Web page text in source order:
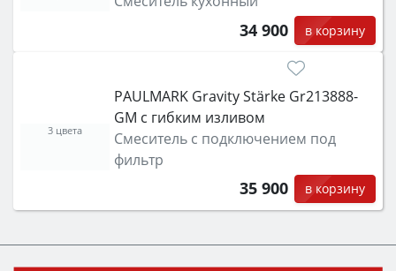
34 900 в корзину
PAULMARK Gravity Stärke Gr213888-
GM с гибким изливом
Смеситель с подключением под
фильтр
35 900 в корзину
3 цвета